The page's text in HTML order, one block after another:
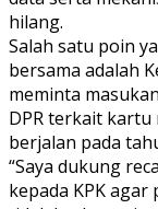
hilang.
Salah satu poin
bersama adalah
meminta
DPR terkait
berjalan pada
“Saya dukung
kepada KPK